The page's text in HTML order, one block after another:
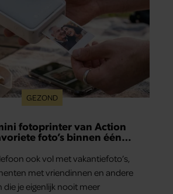
GEZOND
fotoprinter van Action
foto’s binnen één
ook vol met vakantiefoto’s,
met vriendinnen en andere
die je eigenlijk nooit meer